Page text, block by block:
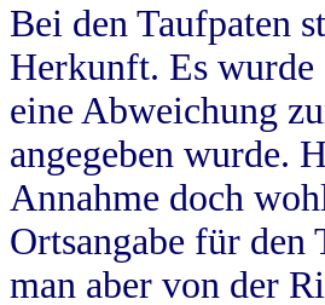
Bei den Taufpaten
Herkunft. Es wurde
eine Abweichung
angegeben wurde.
Annahme doch
Ortsangabe für den
man aber von der